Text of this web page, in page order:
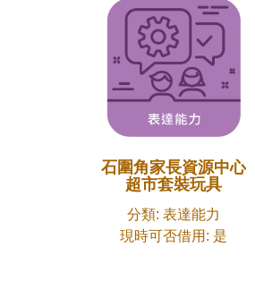
石圍角家長資源中心
超市套裝玩具
分類: 表達能力
現時可否借用: 是